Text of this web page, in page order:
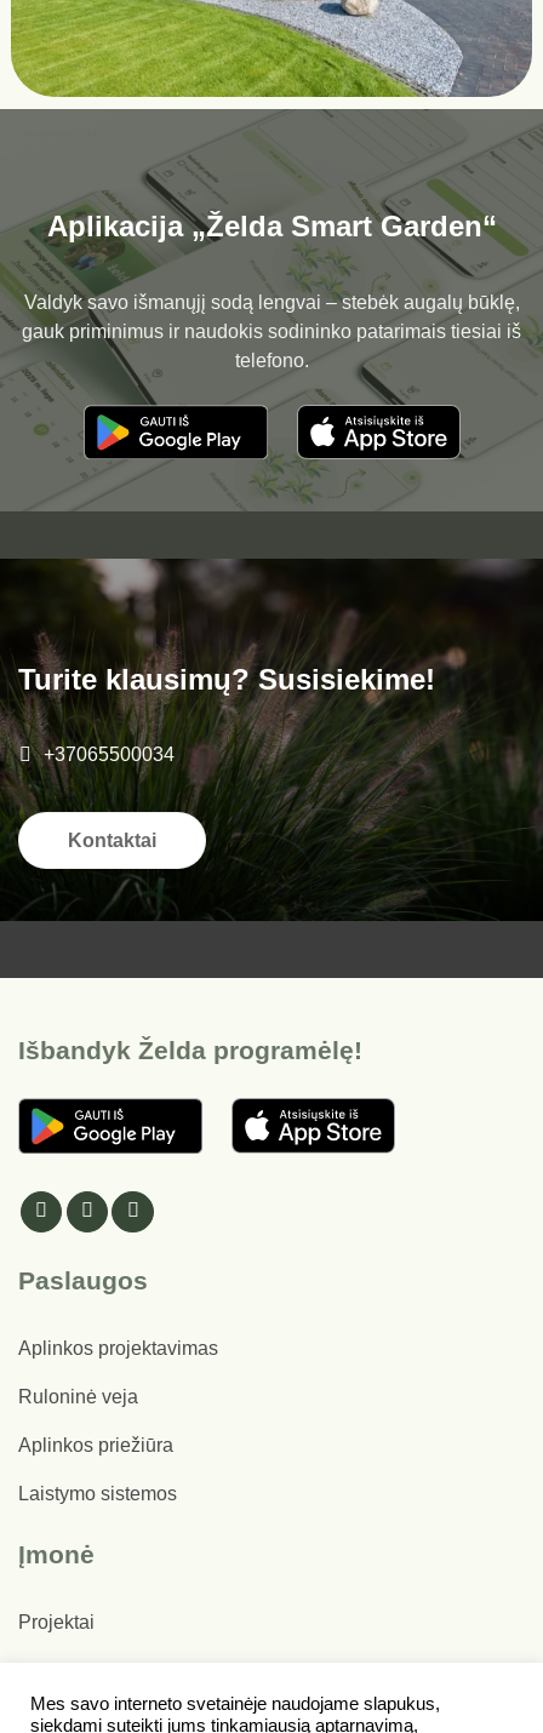
Aplikacija „Želda Smart Garden“
Valdyk savo išmanųjį sodą lengvai – stebėk augalų būklę,
gauk priminimus ir naudokis sodininko patarimais tiesiai iš
telefono.
Turite klausimų? Susisiekime!
+37065500034
Kontaktai
Išbandyk Želda programėlę!
Paslaugos
Aplinkos projektavimas
Ruloninė veja
Aplinkos priežiūra
Laistymo sistemos
Įmonė
Projektai
Kontaktai
Mes savo interneto svetainėje naudojame slapukus,
siekdami suteikti jums tinkamiausią aptarnavimą,